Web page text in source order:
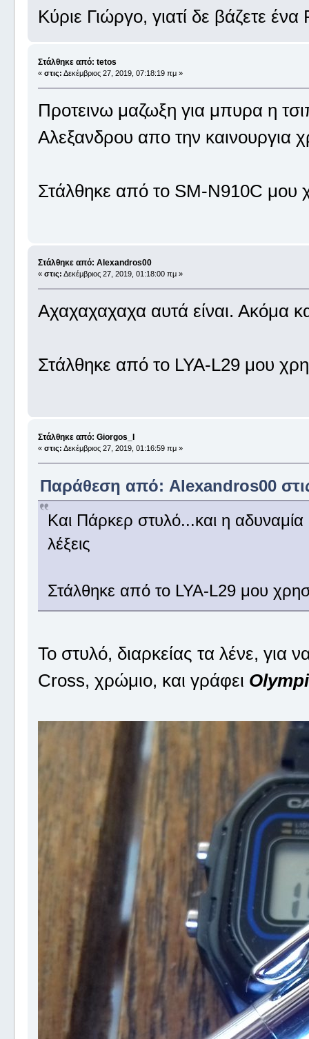
Κύριε Γιώργο, γιατί δε βάζετε
Στάλθηκε από: tetos
« στις: Δεκέμβριος 27, 2019, 07:18:19 πμ »
Προτεινω μαζωξη για μπυρα η
Αλεξανδρου απο την καινουργια
Στάλθηκε από το SM-N910C μου
Στάλθηκε από: Alexandros00
« στις: Δεκέμβριος 27, 2019, 01:18:00 πμ »
Αχαχαχαχαχα αυτά είναι. Ακόμα
Στάλθηκε από το LYA-L29 μου
Στάλθηκε από: Giorgos_I
« στις: Δεκέμβριος 27, 2019, 01:16:59 πμ »
Παράθεση από: Alexandros00
Και Πάρκερ στυλό...και η αδυναμία
λέξεις
Στάλθηκε από το LYA-L29 μου
Το στυλό, διαρκείας τα λένε, για
Cross, χρώμιο, και γράφει